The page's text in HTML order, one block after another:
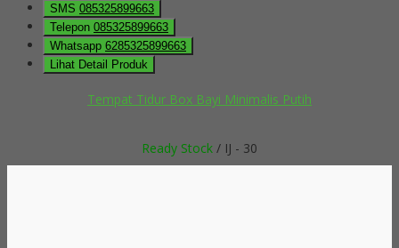
SMS 085325899663
Telepon 085325899663
Whatsapp 6285325899663
Lihat Detail Produk
Tempat Tidur Box Bayi Minimalis Putih
Ready Stock / IJ - 30